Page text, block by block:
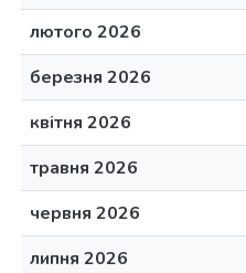
лютого 2026
березня 2026
квітня 2026
травня 2026
червня 2026
липня 2026